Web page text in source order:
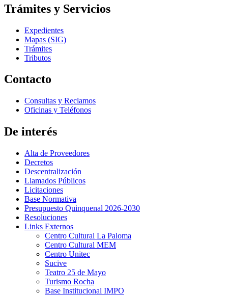
Trámites y Servicios
Expedientes
Mapas (SIG)
Trámites
Tributos
Contacto
Consultas y Reclamos
Oficinas y Teléfonos
De interés
Alta de Proveedores
Decretos
Descentralización
Llamados Públicos
Licitaciones
Base Normativa
Presupuesto Quinquenal 2026-2030
Resoluciones
Links Externos
Centro Cultural La Paloma
Centro Cultural MEM
Centro Unitec
Sucive
Teatro 25 de Mayo
Turismo Rocha
Base Institucional IMPO